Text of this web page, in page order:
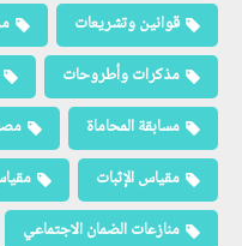
قوانين وتشريعات
مذكرات وأطروحات
مسابقة المحاماة
مقياس الإثبات
منازعات الضمان الاجتماعي